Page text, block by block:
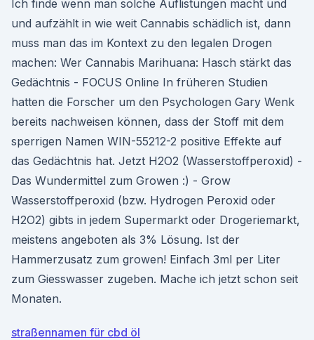
Ich finde wenn man solche Auflistungen macht und
und aufzählt in wie weit Cannabis schädlich ist, dann
muss man das im Kontext zu den legalen Drogen
machen: Wer Cannabis Marihuana: Hasch stärkt das
Gedächtnis - FOCUS Online In früheren Studien
hatten die Forscher um den Psychologen Gary Wenk
bereits nachweisen können, dass der Stoff mit dem
sperrigen Namen WIN-55212-2 positive Effekte auf
das Gedächtnis hat. Jetzt H2O2 (Wasserstoffperoxid) -
Das Wundermittel zum Growen :) - Grow
Wasserstoffperoxid (bzw. Hydrogen Peroxid oder
H2O2) gibts in jedem Supermarkt oder Drogeriemarkt,
meistens angeboten als 3% Lösung. Ist der
Hammerzusatz zum growen! Einfach 3ml per Liter
zum Giesswasser zugeben. Mache ich jetzt schon seit
Monaten.
straßennamen für cbd öl